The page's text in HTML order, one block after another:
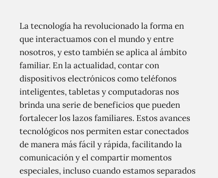
La tecnología ha revolucionado la forma en
que interactuamos con el mundo y entre
nosotros, y esto también se aplica al ámbito
familiar. En la actualidad, contar con
dispositivos electrónicos como teléfonos
inteligentes, tabletas y computadoras nos
brinda una serie de beneficios que pueden
fortalecer los lazos familiares. Estos avances
tecnológicos nos permiten estar conectados
de manera más fácil y rápida, facilitando la
comunicación y el compartir momentos
especiales, incluso cuando estamos separados